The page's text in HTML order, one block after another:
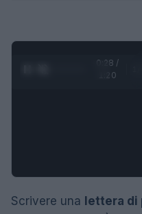
0:29 /
1:20
Scrivere una lettera